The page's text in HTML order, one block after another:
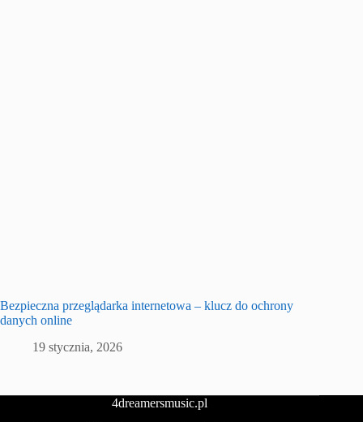
Bezpieczna przeglądarka internetowa – klucz do ochrony
danych online
19 stycznia, 2026
4dreamersmusic.pl